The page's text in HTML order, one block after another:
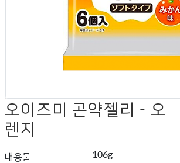
오이즈미 곤약젤리 - 오
렌지
내용물 106g